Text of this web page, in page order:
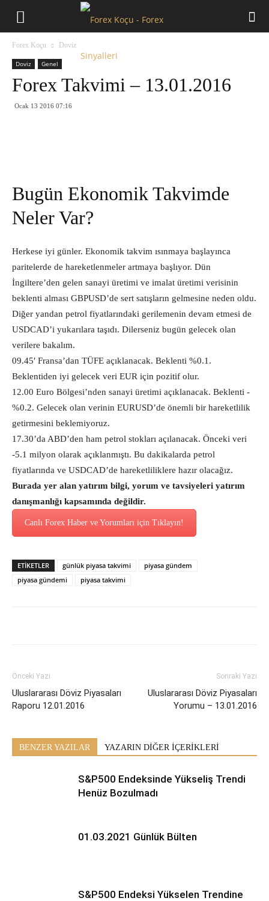
Forex Koçu Doviz
Doviz Genel
Forex Takvimi – 13.01.2016
Ocak 13 2016 07:16
Bugün Ekonomik Takvimde
Neler Var?
Herkese iyi günler. Ekonomik takvim ısınmaya başlayınca
paritelerde de hareketlenmeler artmaya başlıyor. Dün
İngiltere’den gelen sanayi üretimi ve imalat üretimi verisinin
beklenti alması GBPUSD’de sert satışların gelmesine neden oldu.
Diğer yandan petrol fiyatlarındaki gerilemenin devam etmesi de
USDCAD’i yukarılara taşıdı. Dilerseniz bugün gelecek olan
verilere bakalım.
09.45′ Fransa’dan TÜFE açıklanacak. Beklenti %0.1.
Beklentiden iyi gelecek veri EUR için pozitif olur.
12.00 Euro Bölgesi’nden sanayi üretimi açıklanacak. Beklenti -
%0.2. Gelecek olan verinin EURUSD’de önemli bir hareketlilik
getirmesini beklemiyoruz.
17.30’da ABD’den ham petrol stokları açılanacak. Önceki veri
-5.1 milyon olarak açıklanmıştı. Bu dakikalarda petrol
fiyatlarında ve USDCAD’de hareketliliklere hazır olacağız.
Burada yer alan yatırım bilgi, yorum ve tavsiyeleri yatırım
danışmanlığı kapsamında değildir.
Canlı Forex Haber ve Yorumları için Tıklayın!
ETİKETLER günlük piyasa takvimi
piyasa gündem
piyasa gündemi
piyasa takvimi
Önceki Yazı
Uluslararası Döviz Piyasaları
Raporu 12.01.2016
Sonraki Yazı
Uluslararası Döviz Piyasaları
Yorumu – 13.01.2016
BENZER YAZILAR YAZARIN DİĞER İÇERİKLERİ
S&P500 Endeksinde Yükseliş Trendi
Henüz Bozulmadı
01.03.2021 Günlük Bülten
S&P500 Endeksi Yükselen Trendine